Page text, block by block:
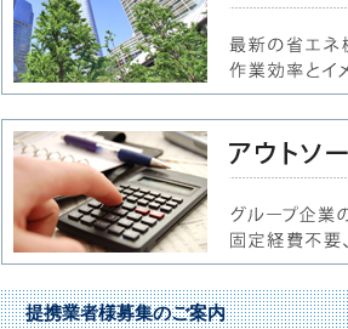
提携業者様募集のご案内